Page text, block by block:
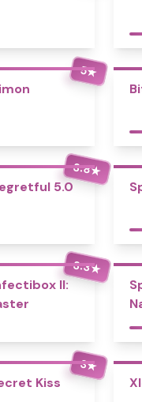
5★
3.8★
5.0
3.3★
II:
3★
Kiss